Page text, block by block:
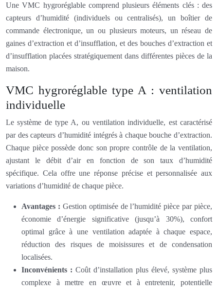
Une VMC hygroréglable comprend plusieurs éléments clés : des
capteurs d’humidité (individuels ou centralisés), un boîtier de
commande électronique, un ou plusieurs moteurs, un réseau de
gaines d’extraction et d’insufflation, et des bouches d’extraction et
d’insufflation placées stratégiquement dans différentes pièces de la
maison.
VMC hygroréglable type A : ventilation
individuelle
Le système de type A, ou ventilation individuelle, est caractérisé
par des capteurs d’humidité intégrés à chaque bouche d’extraction.
Chaque pièce possède donc son propre contrôle de la ventilation,
ajustant le débit d’air en fonction de son taux d’humidité
spécifique. Cela offre une réponse précise et personnalisée aux
variations d’humidité de chaque pièce.
Avantages : Gestion optimisée de l’humidité pièce par pièce,
économie d’énergie significative (jusqu’à 30%), confort
optimal grâce à une ventilation adaptée à chaque espace,
réduction des risques de moisissures et de condensation
localisées.
Inconvénients : Coût d’installation plus élevé, système plus
complexe à mettre en œuvre et à entretenir, potentielle